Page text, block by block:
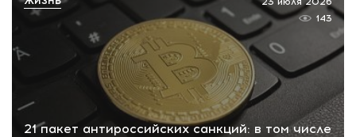
21 пакет антироссийских санкций: в том числе
143